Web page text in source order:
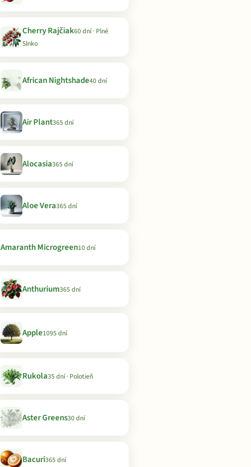
Cherry Rajčiak60 dní · Plné
Slnko
African Nightshade40 dní
Air Plant365 dní
Alocasia365 dní
Aloe Vera365 dní
Amaranth Microgreen10 dní
Anthurium365 dní
Apple1095 dní
Rukola35 dní · Polotieň
Aster Greens30 dní
Bacuri365 dní